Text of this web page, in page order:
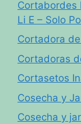
Cortabordes
Li E – Solo
Cortadora
Cortadoras
Cortasetos
Cosecha y
Cosecha y